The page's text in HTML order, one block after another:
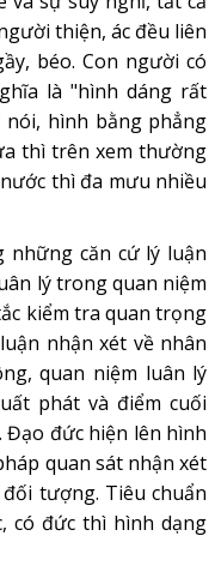
thiện, ác đều liên
béo. Con người có
là "hình dáng rất
hình bằng phẳng
thì trên xem thường
thì đa mưu nhiều
căn cứ lý luận
lý trong quan niệm
kiểm tra quan trọng
nhận xét về nhân
quan niệm luân lý
phát và điểm cuối
Đạo đức hiện lên hình
quan sát nhận xét
tượng. Tiêu chuẩn
có đức thì hình dạng